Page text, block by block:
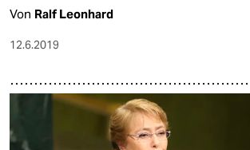
Von Ralf Leonhard
12.6.2019